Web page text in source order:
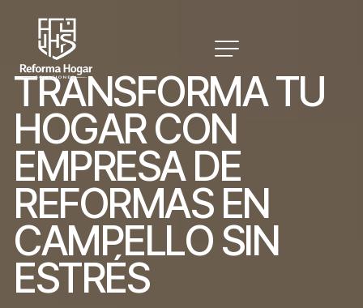
TRANSFORMATU
HOGARCON
EMPRESA DE
REFORMAS EN
CAMPELLO SIN
ESTRÉS